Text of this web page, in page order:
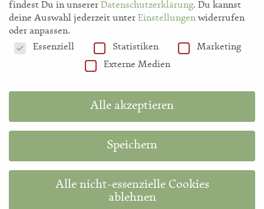
storl.de
Information in English
findest Du in unserer Datenschutzerklärung. Du kannst
deine Auswahl jederzeit unter Einstellungenwiderrufen
oder anpassen.
Datenschutzeinstellungen
Essenziell Statistiken
Marketing
Externe Medien
Alle akzeptieren
Speichern
Alle nicht-essenzielle Cookies
ablehnen